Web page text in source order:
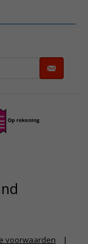
voorwaarden |